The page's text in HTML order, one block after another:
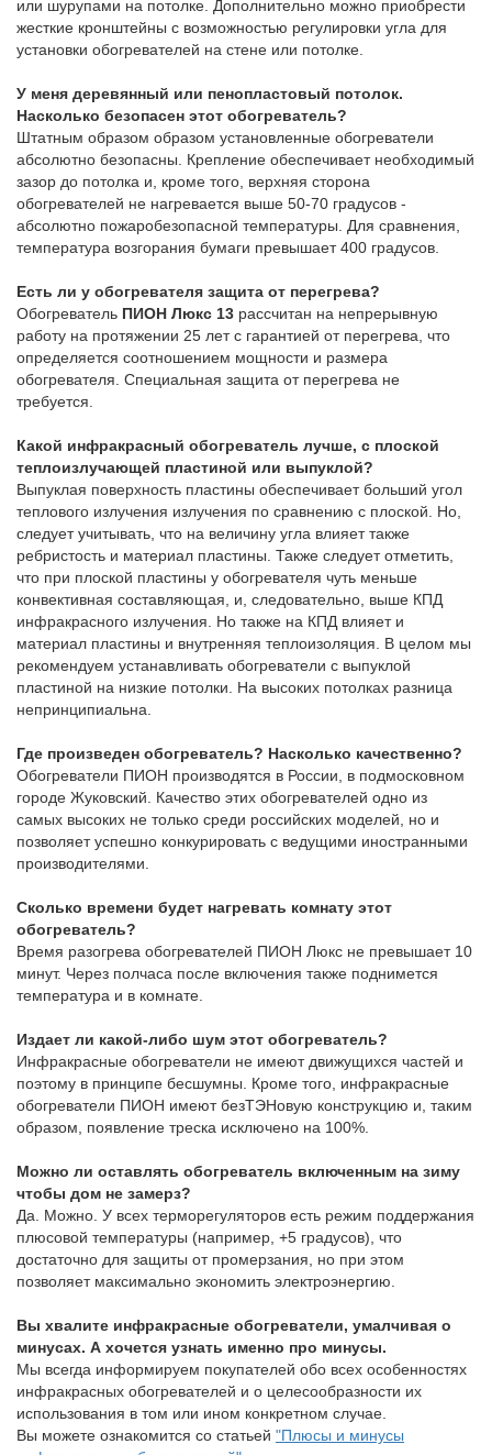
или шурупами на потолке. Дополнительно можно приобрести
жесткие кронштейны с возможностью регулировки угла для
установки обогревателей на стене или потолке.
У меня деревянный или пенопластовый потолок.
Насколько безопасен этот обогреватель?
Штатным образом образом установленные обогреватели
абсолютно безопасны. Крепление обеспечивает необходимый
зазор до потолка и, кроме того, верхняя сторона
обогревателей не нагревается выше 50-70 градусов -
абсолютно пожаробезопасной температуры. Для сравнения,
температура возгорания бумаги превышает 400 градусов.
Есть ли у обогревателя защита от перегрева?
Обогреватель ПИОН Люкс 13 рассчитан на непрерывную
работу на протяжении 25 лет с гарантией от перегрева, что
определяется соотношением мощности и размера
обогревателя. Специальная защита от перегрева не
требуется.
Какой инфракрасный обогреватель лучше, с плоской
теплоизлучающей пластиной или выпуклой?
Выпуклая поверхность пластины обеспечивает больший угол
теплового излучения излучения по сравнению с плоской. Но,
следует учитывать, что на величину угла влияет также
ребристость и материал пластины. Также следует отметить,
что при плоской пластины у обогревателя чуть меньше
конвективная составляющая, и, следовательно, выше КПД
инфракрасного излучения. Но также на КПД влияет и
материал пластины и внутренняя теплоизоляция. В целом мы
рекомендуем устанавливать обогреватели с выпуклой
пластиной на низкие потолки. На высоких потолках разница
непринципиальна.
Где произведен обогреватель? Насколько качественно?
Обогреватели ПИОН производятся в России, в подмосковном
городе Жуковский. Качество этих обогревателей одно из
самых высоких не только среди российских моделей, но и
позволяет успешно конкурировать с ведущими иностранными
производителями.
Сколько времени будет нагревать комнату этот
обогреватель?
Время разогрева обогревателей ПИОН Люкс не превышает 10
минут. Через полчаса после включения также поднимется
температура и в комнате.
Издает ли какой-либо шум этот обогреватель?
Инфракрасные обогреватели не имеют движущихся частей и
поэтому в принципе бесшумны. Кроме того, инфракрасные
обогреватели ПИОН имеют безТЭНовую конструкцию и, таким
образом, появление треска исключено на 100%.
Можно ли оставлять обогреватель включенным на зиму
чтобы дом не замерз?
Да. Можно. У всех терморегуляторов есть режим поддержания
плюсовой температуры (например, +5 градусов), что
достаточно для защиты от промерзания, но при этом
позволяет максимально экономить электроэнергию.
Вы хвалите инфракрасные обогреватели, умалчивая о
минусах. А хочется узнать именно про минусы.
Мы всегда информируем покупателей обо всех особенностях
инфракрасных обогревателей и о целесообразности их
использования в том или ином конкретном случае.
Вы можете ознакомится со статьей "Плюсы и минусы